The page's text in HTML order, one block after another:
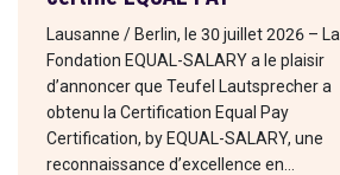
Lausanne / Berlin, le 30 juillet 2026 – La
Fondation EQUAL-SALARY a le plaisir
d’annoncer que Teufel Lautsprecher a
obtenu la Certification Equal Pay
Certification, by EQUAL-SALARY, une
reconnaissance d’excellence en…